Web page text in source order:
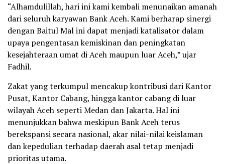
“Alhamdulillah, hari ini kami kembali menunaikan amanah
dari seluruh karyawan Bank Aceh. Kami berharap sinergi
dengan Baitul Mal ini dapat menjadi katalisator dalam
upaya pengentasan kemiskinan dan peningkatan
kesejahteraan umat di Aceh maupun luar Aceh,” ujar
Fadhil.
Zakat yang terkumpul mencakup kontribusi dari Kantor
Pusat, Kantor Cabang, hingga kantor cabang di luar
wilayah Aceh seperti Medan dan Jakarta. Hal ini
menunjukkan bahwa meskipun Bank Aceh terus
berekspansi secara nasional, akar nilai-nilai keislaman
dan kepedulian terhadap daerah asal tetap menjadi
prioritas utama.